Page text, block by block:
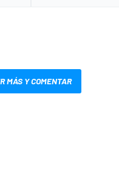
MÁS Y COMENTAR